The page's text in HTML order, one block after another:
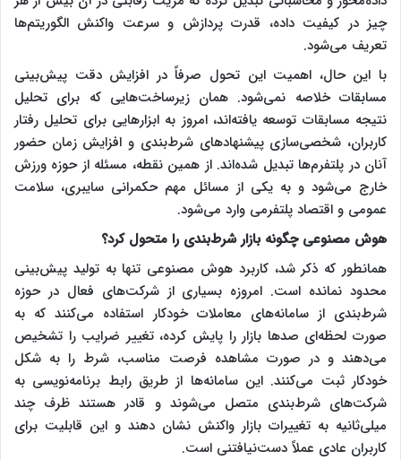
چیز در کیفیت داده، قدرت پردازش و سرعت واکنش الگوریتم‌ها
تعریف می‌شود.
با این حال، اهمیت این تحول صرفاً در افزایش دقت پیش‌بینی
مسابقات خلاصه نمی‌شود. همان زیرساخت‌هایی که برای تحلیل
نتیجه مسابقات توسعه یافته‌اند، امروز به ابزارهایی برای تحلیل رفتار
کاربران، شخصی‌سازی پیشنهادهای شرط‌بندی و افزایش زمان حضور
آنان در پلتفرم‌ها تبدیل شده‌اند. از همین نقطه، مسئله از حوزه ورزش
خارج می‌شود و به یکی از مسائل مهم حکمرانی سایبری، سلامت
عمومی و اقتصاد پلتفرمی وارد می‌شود.
هوش مصنوعی چگونه بازار شرط‌بندی را متحول کرد؟
همانطور که ذکر شد، کاربرد هوش مصنوعی تنها به تولید پیش‌بینی
محدود نمانده است. امروزه بسیاری از شرکت‌های فعال در حوزه
شرط‌بندی از سامانه‌های معاملات خودکار استفاده می‌کنند که به
صورت لحظه‌ای صدها بازار را پایش کرده، تغییر ضرایب را تشخیص
می‌دهند و در صورت مشاهده فرصت مناسب، شرط را به شکل
خودکار ثبت می‌کنند. این سامانه‌ها از طریق رابط برنامه‌نویسی به
شرکت‌های شرط‌بندی متصل می‌شوند و قادر هستند ظرف چند
میلی‌ثانیه به تغییرات بازار واکنش نشان دهند و این قابلیت برای
کاربران عادی عملاً دست‌نیافتنی است.